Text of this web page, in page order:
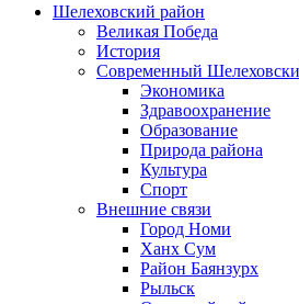
Шелеховский район
Великая Победа
История
Современный
Экономика
Здравоохранение
Образование
Природа района
Культура
Спорт
Внешние связи
Город Номи
Ханх Сум
Район Баянзурх
Рыльск